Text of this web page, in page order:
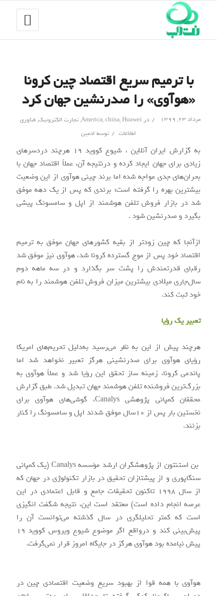
با ترمیم سریع اقتصاد چین کرونا
«هوآوی» را صدرنشین جهان کرد
مرداد ۲۳, ۱۳۹۹ / در America,china,Huawei
,تجارت الکترونیک, فناوری
اطلاعات / توسط ادمین
به گزارش ایران آنلاین ، شیوع کووید ۱۹ هرچند دردسرهای
زیادی برای جهان ایجاد کرده و درنتیجه آن، عملاً اقتصاد جهان با
بحران‌های جدی مواجه شده اما برند چینی هوآوی از این وضعیت
بیشترین بهره را گرفته است؛ برندی که پس از یک دهه موفق
شد در بازار فروش تلفن هوشمند از اپل و سامسونگ پیشی
بگیرد و صدرنشین شود .
ازآنجا که چین زودتر از بقیه کشورهای جهان موفق به ترمیم
اقتصاد خود پس از موج گسترده کرونا شد، هوآوی نیز موفق شد
رقبای قدرتمندش را پشت سر بگذارد و در سه ماهه دوم
سال‌جاری میلادی بیشترین میزان فروش تلفن هوشمند را به‌ نام
خود ثبت کند.
تعبیر یک رؤیا
هرچند پیش از این به نظر می‌رسید به‌دلیل تحریم‌های امریکا
رؤیای هوآوی برای صدرنشینی هرگز تعبیر نخواهد شد اما
پاندمی کرونا، زمینه ساز تحقق این رؤیا شد و عملاً هوآوی به
بزرگ‌ترین فروشنده تلفن هوشمند جهان تبدیل شد. طبق گزارش
محققان کمپانی پژوهشی Canalys، گوشی‌های هوآوی برای
نخستین بار پس از ۱۰سال موفق شدند اپل و سامسونگ را کنار
بزنند.
بن استنتون از پژوهشگران ارشد مؤسسه Canalys (یک کمپانی
سنگاپوری و از پیشتازان تحقیق در بازار تکنولوژی در جهان که
از سال ۱۹۹۸ تاکنون تحقیقات جامع و قابل اعتمادی در این
عرصه انجام داده است) معتقد است این، نتیجه شگفت انگیزی
است که کمتر تحلیلگری در سال گذشته می‌توانست آن را
پیش‌بینی کند و درواقع اگر موضوع شیوع ویروس کووید ۱۹
پیش نیامده بود هوآوی هرگز در جایگاه امروز قرار نمی‌گرفت.
هوآوی با همه قوا از بهبود سریع وضعیت اقتصادی چین در